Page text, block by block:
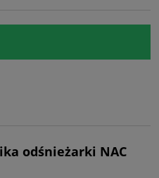
płatności
odśnieżarki NAC